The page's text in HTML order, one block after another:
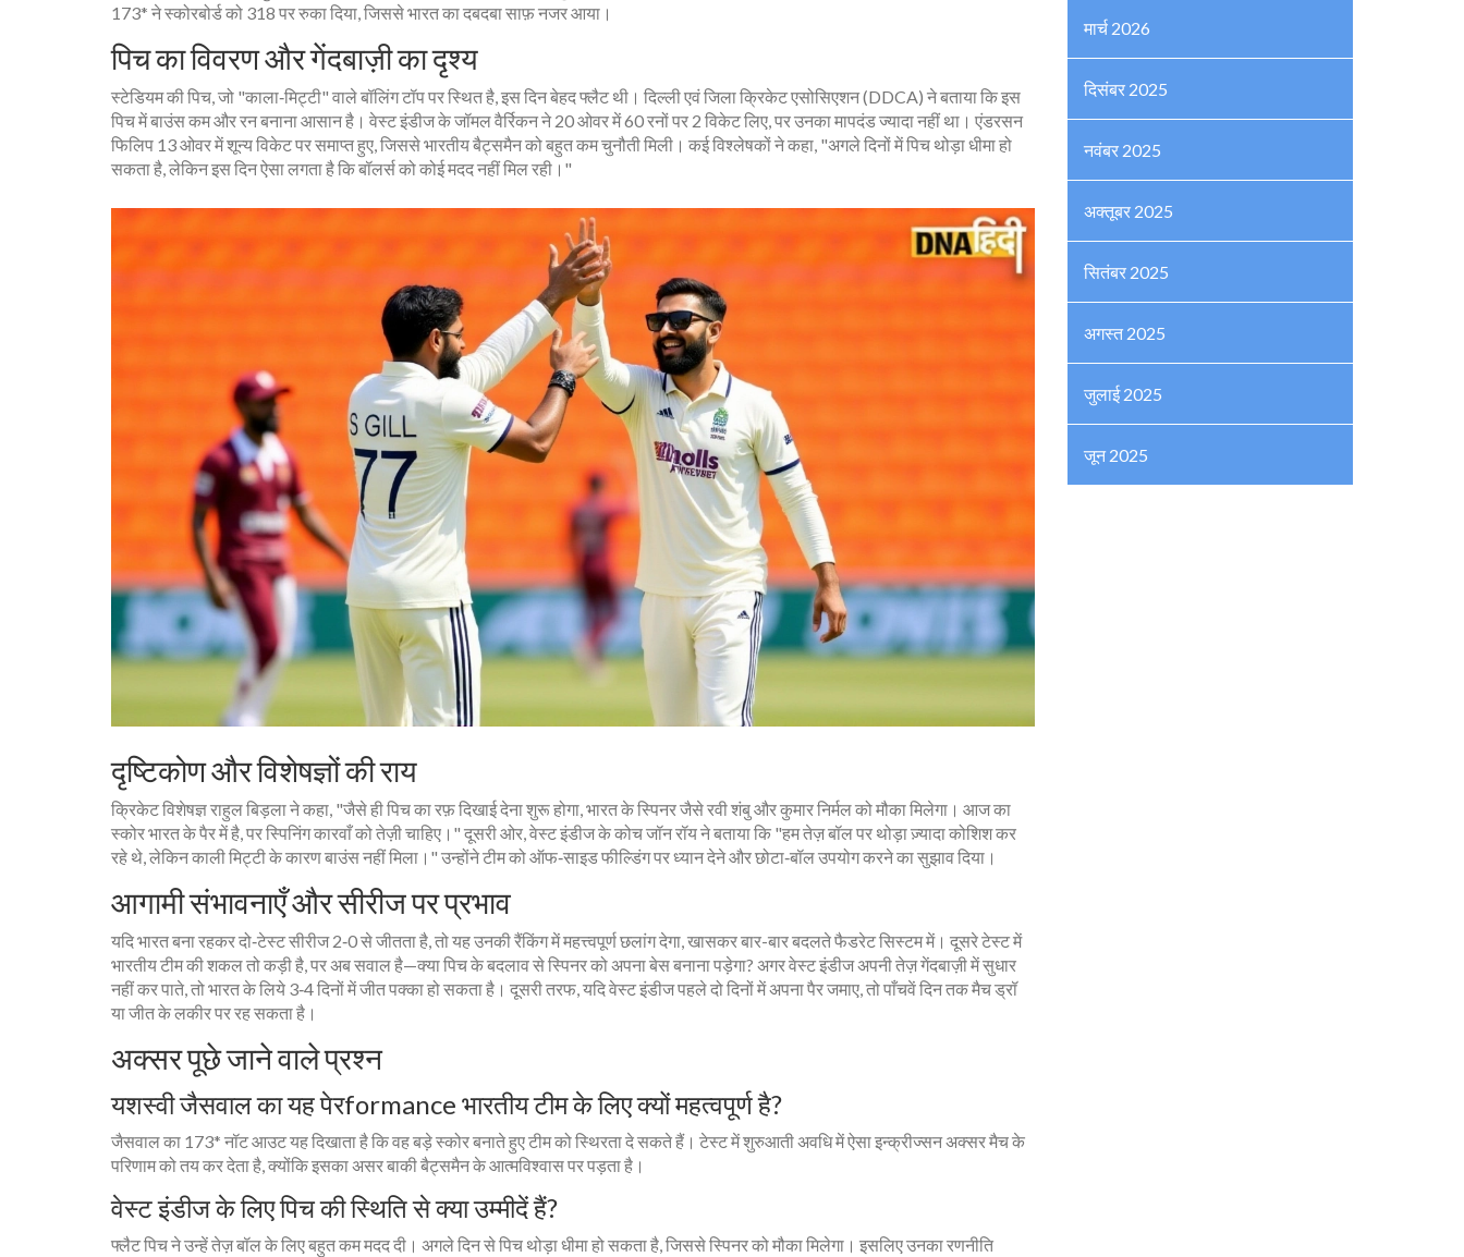
173* ने स्कोरबोर्ड को 318 पर रुका दिया, जिससे भारत का दबदबा साफ़ नजर आया।
पिच का विवरण और गेंदबाज़ी का दृश्य
स्टेडियम की पिच, जो "काला‑मिट्टी" वाले बॉलिंग टॉप पर स्थित है, इस दिन बेहद फ्लैट थी। दिल्ली एवं जिला क्रिकेट एसोसिएशन (DDCA) ने बताया कि इस
पिच में बाउंस कम और रन बनाना आसान है। वेस्ट इंडीज केजॉमल वैर्रिकनने 20 ओवर में 60 रनों पर 2 विकेट लिए, पर उनका मापदंड ज्यादा नहीं था। एंडरसन
फिलिप 13 ओवर में शून्य विकेट पर समाप्त हुए, जिससे भारतीय बैट्समैन को बहुत कम चुनौती मिली। कई विश्लेषकों ने कहा, "अगले दिनों में पिच थोड़ा धीमा हो
सकता है, लेकिन इस दिन ऐसा लगता है कि बॉलर्स को कोई मदद नहीं मिल रही।"
दृष्टिकोण और विशेषज्ञों की राय
क्रिकेट विशेषज्ञराहुल बिड़लाने कहा, "जैसे ही पिच का रफ़ दिखाई देना शुरू होगा, भारत के स्पिनर जैसे रवी शंबु और कुमार निर्मल को मौका मिलेगा। आज का
स्कोर भारत के पैर में है, पर स्पिनिंग कारवाँ को तेज़ी चाहिए।" दूसरी ओर, वेस्ट इंडीज के कोचजॉन रॉयने बताया कि "हम तेज़ बॉल पर थोड़ा ज़्यादा कोशिश कर
रहे थे, लेकिन काली मिट्टी के कारण बाउंस नहीं मिला।" उन्होंने टीम को ऑफ‑साइड फील्डिंग पर ध्यान देने और छोटा‑बॉल उपयोग करने का सुझाव दिया।
आगामी संभावनाएँ और सीरीज पर प्रभाव
यदि भारत बना रहकर दो‑टेस्ट सीरीज 2‑0 से जीतता है, तो यह उनकी रैंकिंग में महत्त्वपूर्ण छलांग देगा, खासकर बार-बार बदलते फैडरेट सिस्टम में। दूसरे टेस्ट में
भारतीय टीम की शकल तो कड़ी है, पर अब सवाल है—क्या पिच के बदलाव से स्पिनर को अपना बेस बनाना पड़ेगा? अगर वेस्ट इंडीज अपनी तेज़ गेंदबाज़ी में सुधार
नहीं कर पाते, तो भारत के लिये 3‑4 दिनों में जीत पक्का हो सकता है। दूसरी तरफ, यदि वेस्ट इंडीज पहले दो दिनों में अपना पैर जमाए, तो पाँचवें दिन तक मैच ड्रॉ
या जीत के लकीर पर रह सकता है।
अक्सर पूछे जाने वाले प्रश्न
यशस्वी जैसवाल का यह पेरformance भारतीय टीम के लिए क्यों महत्वपूर्ण है?
जैसवाल का 173* नॉट आउट यह दिखाता है कि वह बड़े स्कोर बनाते हुए टीम को स्थिरता दे सकते हैं। टेस्ट में शुरुआती अवधि में ऐसा इन्क्रीज्सन अक्सर मैच के
परिणाम को तय कर देता है, क्योंकि इसका असर बाकी बैट्समैन के आत्मविश्वास पर पड़ता है।
वेस्ट इंडीज के लिए पिच की स्थिति से क्या उम्मीदें हैं?
फ्लैट पिच ने उन्हें तेज़ बॉल के लिए बहुत कम मदद दी। अगले दिन से पिच थोड़ा धीमा हो सकता है, जिससे स्पिनर को मौका मिलेगा। इसलिए उनका रणनीति
मार्च 2026
दिसंबर 2025
नवंबर 2025
अक्तूबर 2025
सितंबर 2025
अगस्त 2025
जुलाई 2025
जून 2025